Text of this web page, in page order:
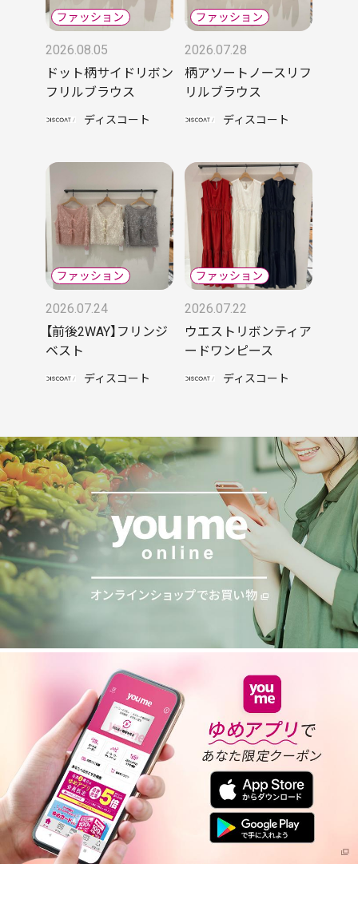
2026.08.05
ドット柄サイドリボン
フリルブラウス
ディスコート
2026.07.28
柄アソートノースリフ
リルブラウス
ディスコート
2026.07.24
【前後2WAY】フリンジ
ベスト
ディスコート
2026.07.22
ウエストリボンティア
ードワンピース
ディスコート